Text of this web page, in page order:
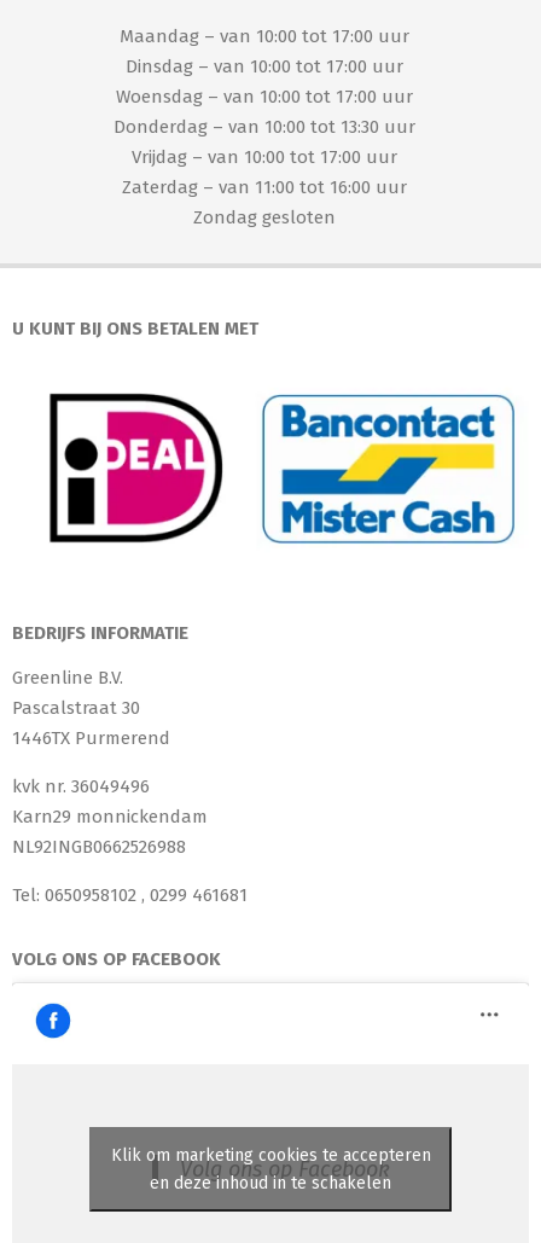
Maandag – van 10:00 tot 17:00 uur
Dinsdag – van 10:00 tot 17:00 uur
Woensdag – van 10:00 tot 17:00 uur
Donderdag – van 10:00 tot 13:30 uur
Vrijdag – van 10:00 tot 17:00 uur
Zaterdag – van 11:00 tot 16:00 uur
Zondag gesloten
U KUNT BIJ ONS BETALEN MET
BEDRIJFS INFORMATIE
Greenline B.V.
Pascalstraat 30
1446TX Purmerend
kvk nr. 36049496
Karn29 monnickendam
NL92INGB0662526988
Tel: 0650958102 , 0299 461681
VOLG ONS OP FACEBOOK
Volg ons op Facebook
Klik om marketing cookies te accepteren
en deze inhoud in te schakelen